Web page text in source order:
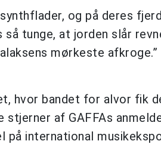
og på deres
tunge, at jorden slår
mørkeste afkroge.”
hvor bandet for alvor fik
stjerner af GAFFAs
på international